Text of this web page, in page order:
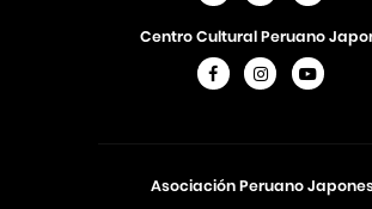
Asociación Peruano
Centro Cultural Peruano